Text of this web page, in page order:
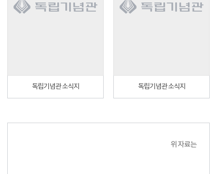
독립기념관 소식지 독립기념관 소식지
위 자료는